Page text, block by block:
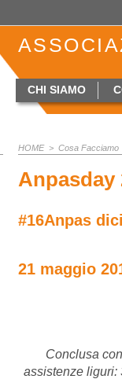
CHI SIAMO
HOME> Cosa
Anpasday
#16Anpas
21 maggio
Conclusa
assistenze liguri: